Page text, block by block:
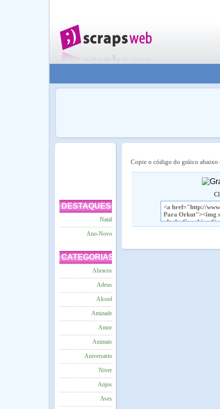
DESTAQUES
Natal
Ano-Novo
CATEGORIAS
Abracos
Adeus
Alcool
Amizade
Amor
Animais
Aniversario
Niver
Anjos
Aves
Copie o código do gráico abaixo